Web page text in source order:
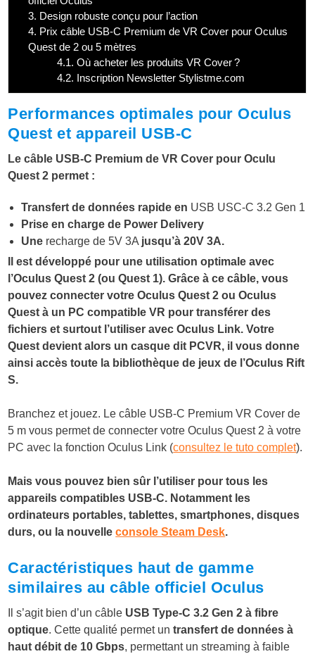
3. Design robuste conçu pour l’action
4. Prix câble USB-C Premium de VR Cover pour Oculus
Quest de 2 ou 5 mètres
4.1. Où acheter les produits VR Cover ?
4.2. Inscription Newsletter Stylistme.com
Performances optimales pour Oculus
Quest et appareil USB-C
Le câble USB-C Premium de VR Cover pour Oculu
Quest 2 permet :
Transfert de données rapide en USB USC-C 3.2 Gen 1
Prise en charge de Power Delivery
Une recharge de 5V 3A jusqu’à 20V 3A.
Il est développé pour une utilisation optimale avec
l’Oculus Quest 2 (ou Quest 1). Grâce à ce câble, vous
pouvez connecter votre Oculus Quest 2 ou Oculus
Quest à un PC compatible VR pour transférer des
fichiers et surtout l’utiliser avec Oculus Link. Votre
Quest devient alors un casque dit PCVR, il vous donne
ainsi accès toute la bibliothèque de jeux de l’Oculus Rift
S.
Branchez et jouez. Le câble USB-C Premium VR Cover de
5 m vous permet de connecter votre Oculus Quest 2 à votre
PC avec la fonction Oculus Link (consultez le tuto complet).
Mais vous pouvez bien sûr l’utiliser pour tous les
appareils compatibles USB-C. Notamment les
ordinateurs portables, tablettes, smartphones, disques
durs, ou la nouvelleconsole Steam Desk.
Caractéristiques haut de gamme
similaires au câble officiel Oculus
Il s’agit bien d’un câble USB Type-C 3.2 Gen 2 à fibre
optique. Cette qualité permet untransfert de données à
haut débit de 10 Gbps, permettant un streaming à faible